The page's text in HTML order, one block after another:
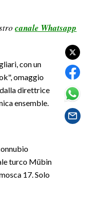
canale Whatsapp
con un
omaggio
direttrice
ensemble.
turco Mübin
17. Solo